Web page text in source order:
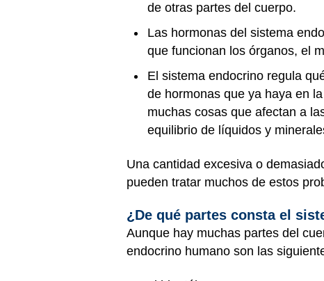
de otras partes del cuerpo.
Las hormonas del sistema
que funcionan los órganos, el
El sistema endocrino regula
de hormonas que ya haya en
muchas cosas que afectan a
equilibrio de líquidos y
Una cantidad excesiva o
pueden tratar muchos de estos
¿De qué partes consta el
Aunque hay muchas partes del
endocrino humano son las